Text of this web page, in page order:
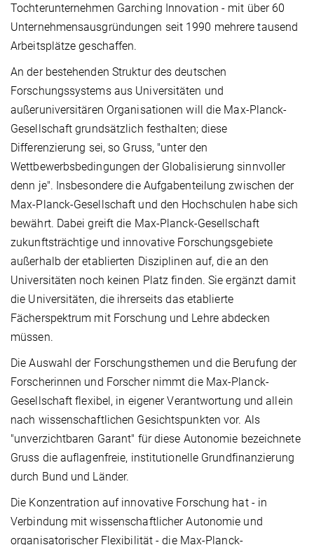
Tochterunternehmen Garching Innovation - mit über 60
Unternehmensausgründungen seit 1990 mehrere tausend
Arbeitsplätze geschaffen.
An der bestehenden Struktur des deutschen
Forschungssystems aus Universitäten und
außeruniversitären Organisationen will die Max-Planck-
Gesellschaft grundsätzlich festhalten; diese
Differenzierung sei, so Gruss, "unter den
Wettbewerbsbedingungen der Globalisierung sinnvoller
denn je". Insbesondere die Aufgabenteilung zwischen der
Max-Planck-Gesellschaft und den Hochschulen habe sich
bewährt. Dabei greift die Max-Planck-Gesellschaft
zukunftsträchtige und innovative Forschungsgebiete
außerhalb der etablierten Disziplinen auf, die an den
Universitäten noch keinen Platz finden. Sie ergänzt damit
die Universitäten, die ihrerseits das etablierte
Fächerspektrum mit Forschung und Lehre abdecken
müssen.
Die Auswahl der Forschungsthemen und die Berufung der
Forscherinnen und Forscher nimmt die Max-Planck-
Gesellschaft flexibel, in eigener Verantwortung und allein
nach wissenschaftlichen Gesichtspunkten vor. Als
"unverzichtbaren Garant" für diese Autonomie bezeichnete
Gruss die auflagenfreie, institutionelle Grundfinanzierung
durch Bund und Länder.
Die Konzentration auf innovative Forschung hat - in
Verbindung mit wissenschaftlicher Autonomie und
organisatorischer Flexibilität - die Max-Planck-